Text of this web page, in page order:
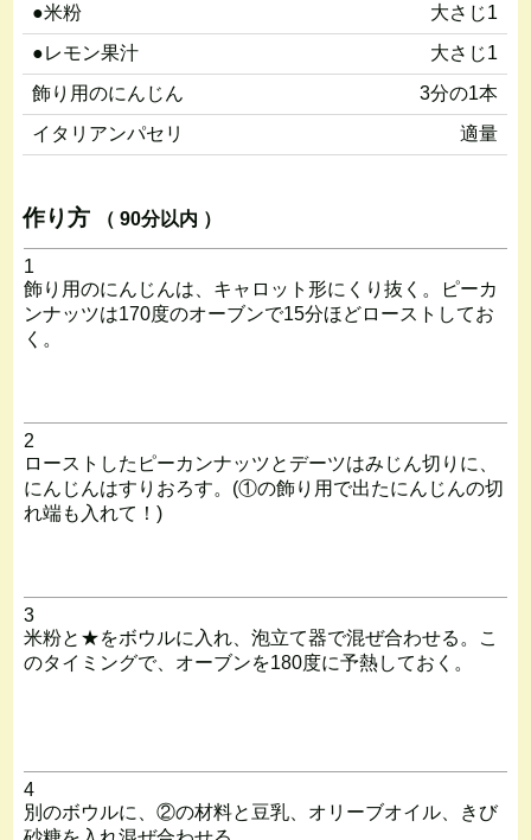
●米粉
大さじ1
●レモン果汁
大さじ1
飾り用のにんじん
3分の1本
イタリアンパセリ
適量
作り方 （ 90分以内 ）
1
飾り用のにんじんは、キャロット形にくり抜く。ピーカ
ンナッツは170度のオーブンで15分ほどローストしてお
く。
2
ローストしたピーカンナッツとデーツはみじん切りに、
にんじんはすりおろす。(①の飾り用で出たにんじんの切
れ端も入れて！)
3
米粉と★をボウルに入れ、泡立て器で混ぜ合わせる。こ
のタイミングで、オーブンを180度に予熱しておく。
4
別のボウルに、②の材料と豆乳、オリーブオイル、きび